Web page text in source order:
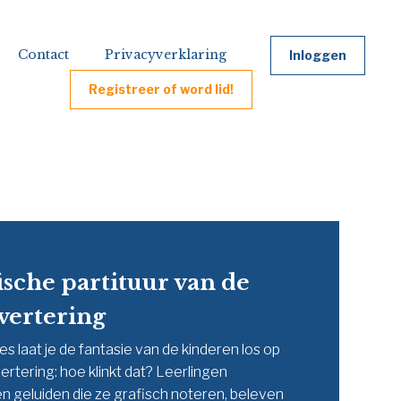
Contact Inloggen
Registreer of word lid!
Privacyverklaring
partituur van de
laat je de fantasie van de kinderen los op
hoe klinkt dat? Leerlingen
geluiden die ze grafisch noteren, beleven